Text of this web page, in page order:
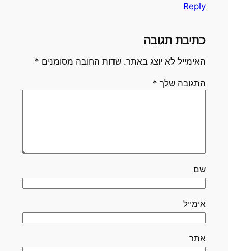
Reply
כתיבת תגובה
האימייל לא יוצג באתר. שדות החובה מסומנים *
התגובה שלך *
שם
אימייל
אתר